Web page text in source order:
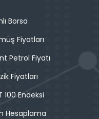
Borsa
Fiyatları
Petrol Fiyatı
Fiyatları
100 Endeksi
Hesaplama